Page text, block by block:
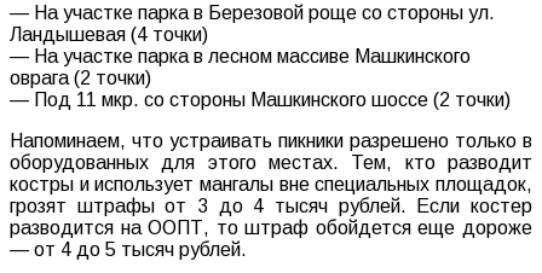
— На участке парка в Березовой роще со стороны ул.
Ландышевая (4 точки)
— На участке парка в лесном массиве Машкинского
оврага (2 точки)
— Под 11 мкр. со стороны Машкинского шоссе (2 точки)
Напоминаем, что устраивать пикники разрешено только в
оборудованных для этого местах. Тем, кто разводит
костры и использует мангалы вне специальных площадок,
грозят штрафы от 3 до 4 тысяч рублей. Если костер
разводится на ООПТ, то штраф обойдется еще дороже
— от 4 до 5 тысяч рублей.